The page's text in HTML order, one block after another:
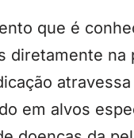
que é
diretamente
em alvos